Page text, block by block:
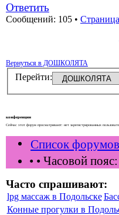
Ответить
Сообщений: 105 • Страница
Вернуться в ДОШКОЛЯТА
Перейти:
конференции
Сейчас этот форум просматривают: нет зарегистрированных
Список форумов
• • Часовой
Часто спрашивают:
lpg массаж в Подольске
Конные прогулки в